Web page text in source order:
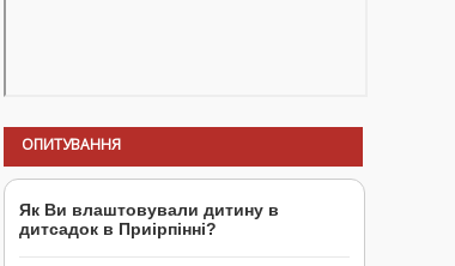
ОПИТУВАННЯ
Як Ви влаштовували дитину в
дитсадок в Приірпінні?